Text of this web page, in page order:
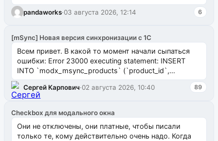
pandaworks·03 августа 2026, 12:14 6
[mSync] Новая версия синхронизации с 1С
Всем привет. В какой то момент начали сыпаться
ошибки: Error 23000 executing statement: INSERT
INTO `modx_msync_products` (`product_id`,
`uuid_1c`) VALUES ...
Сергей Карпович·02 августа 2026, 10:40 89
Checkbox для модального окна
Они не отключены, они платные, чтобы писали
только те, кому действительно очень надо. Когда